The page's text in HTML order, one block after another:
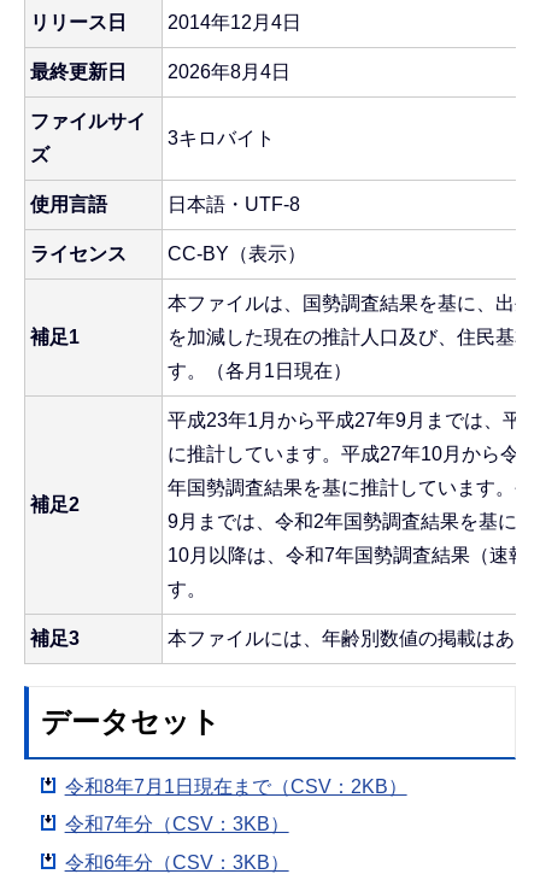
リリース日 2014年12月4日
最終更新日 2026年8月4日
ファイルサイ
ズ
3キロバイト
使用言語 日本語・UTF-8
ライセンス CC-BY（表示）
補足1
本ファイルは、国勢調査結果を基に、出
を加減した現在の推計人口及び、住民基
す。（各月1日現在）
補足2
平成23年1月から平成27年9月までは、平
に推計しています。平成27年10月から令
年国勢調査結果を基に推計しています。
9月までは、令和2年国勢調査結果を基に
10月以降は、令和7年国勢調査結果（速報
す。
補足3 本ファイルには、年齢別数値の掲載はあり
データセット
令和8年7月1日現在まで（CSV：2KB）
令和7年分（CSV：3KB）
令和6年分（CSV：3KB）